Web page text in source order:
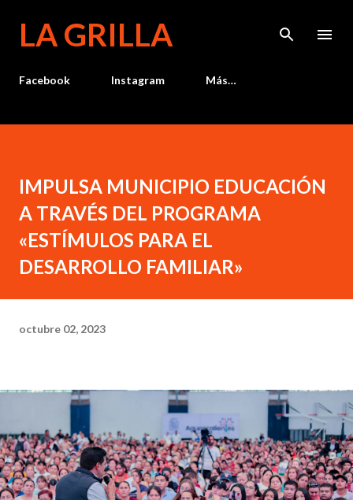
LA GRILLA
Facebook Instagram Más…
IMPULSA MUNICIPIO EDUCACIÓN
A TRAVÉS DEL PROGRAMA
«ESTÍMULOS PARA EL
DESARROLLO FAMILIAR»
octubre 02, 2023